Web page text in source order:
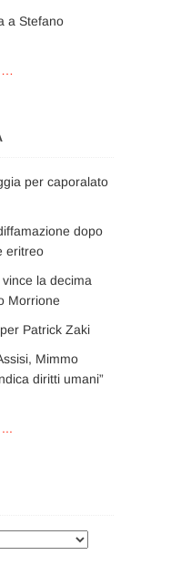
a Stefano
…
per caporalato
dopo
eritreo
vince la decima
Morrione
Patrick Zaki
Mimmo
diritti umani”